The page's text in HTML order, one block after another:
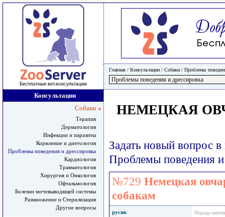
Главная / Консультации / Собаки / Проблемы
Консультации
Собаки
Терапия
Дерматология
Инфекции и паразиты
Кормление и диетология
Проблемы поведения и дрессировка
Кардиология
Травматология
Хирургия и Онкология
Офтальмология
Болезни мочевыводящей системы
Размножение и Стерилизация
Другие вопросы
НЕМЕЦКАЯ
Задать новый вопрос
Проблемы поведения и
№729 Немецкая
собакам
русик
Порода